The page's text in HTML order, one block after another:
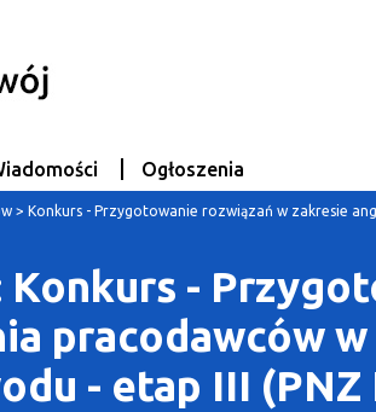
Ogłoszenia
> Konkurs - Przygotowanie rozwiązań w zakresie
-
pracodawców
- etap III (PNZ